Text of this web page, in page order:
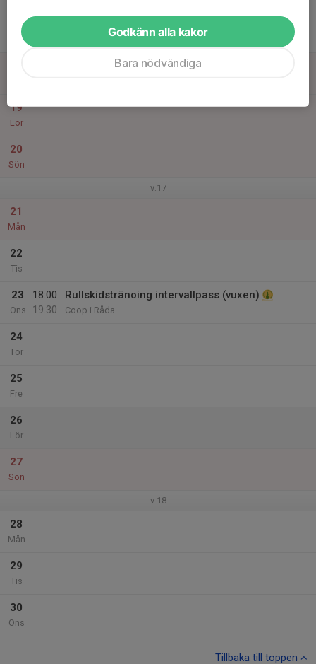
17
Tor
19
Lör
20
Sön
v.17
21
Mån
22
Tis
23
Ons
18:00
19:30
Rullskidstränoing intervallpass (vuxen)
Coop i Råda
24
Tor
25
Fre
26
Lör
27
Sön
v.18
28
Mån
29
Tis
30
Ons
Tillbaka till toppen
Godkänn alla kakor
Bara nödvändiga